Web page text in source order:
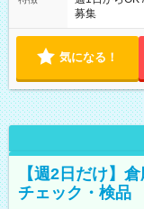
募集
気になる！
【週2日だけ】
チェック・検品